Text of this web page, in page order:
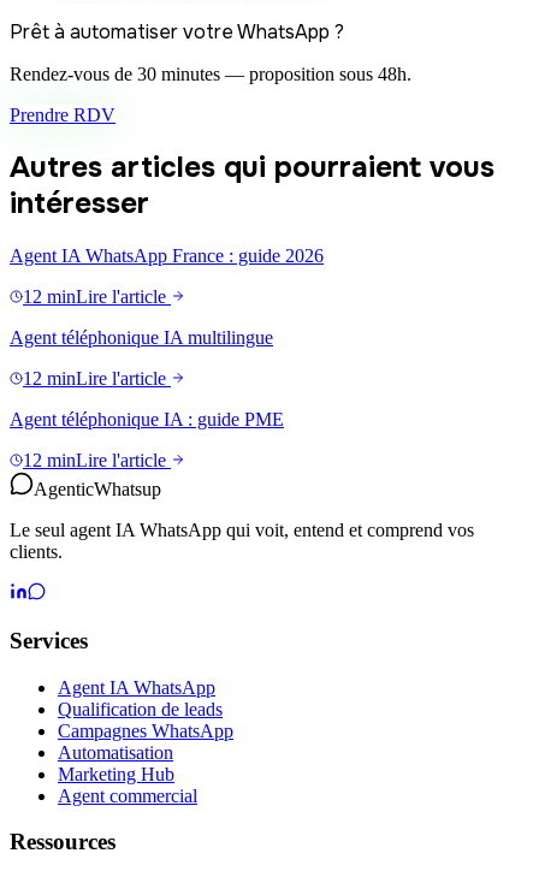
Prêt à automatiser votre WhatsApp ?
Rendez-vous de 30 minutes — proposition sous 48h.
Prendre RDV
Autres articles qui pourraient vous
intéresser
Agent IA WhatsApp France : guide 2026
12 minLire l'article
Agent téléphonique IA multilingue
12 minLire l'article
Agent téléphonique IA : guide PME
12 minLire l'article
AgenticWhatsup
Le seul agent IA WhatsApp qui voit, entend et comprend vos
clients.
Services
Agent IA WhatsApp
Qualification de leads
Campagnes WhatsApp
Automatisation
Marketing Hub
Agent commercial
Ressources